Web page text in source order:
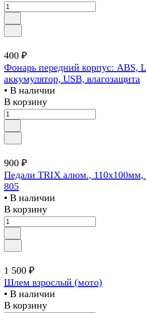
400 ₽
Фонарь передний корпус: ABS,
аккумулятор, USB, влагозащита
• В наличии
В корзину
900 ₽
Педали TRIX алюм., 110x100мм,
805
• В наличии
В корзину
1 500 ₽
Шлем взрослый (мото)
• В наличии
В корзину